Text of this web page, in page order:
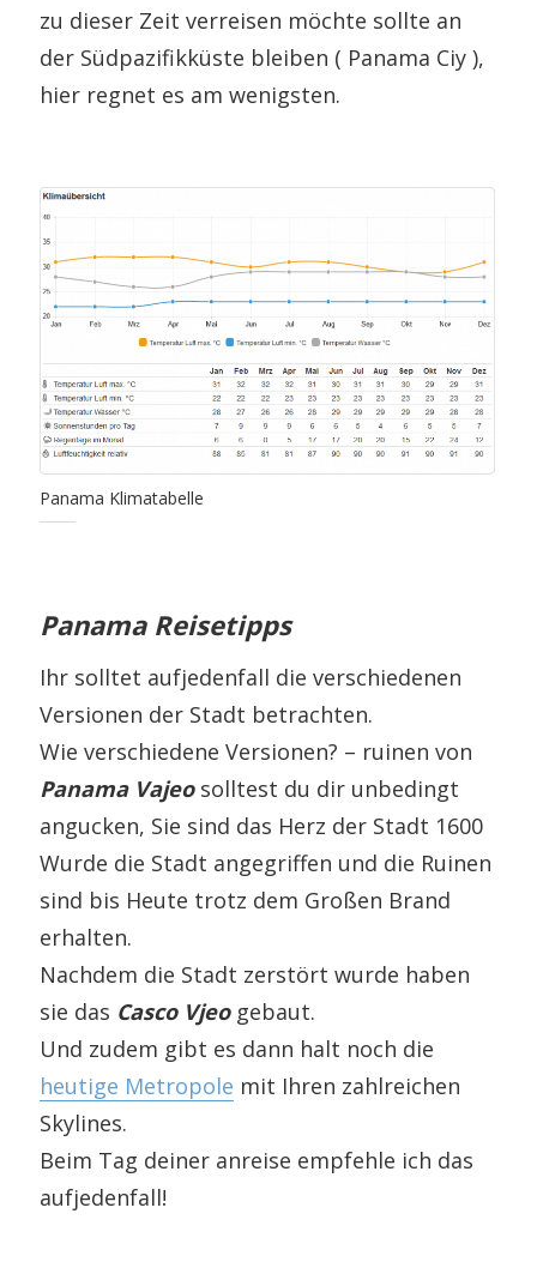
zu dieser Zeit verreisen möchte sollte an
der Südpazifikküste bleiben ( Panama Ciy ),
hier regnet es am wenigsten.
Panama Klimatabelle
Panama Reisetipps
Ihr solltet aufjedenfall die verschiedenen
Versionen der Stadt betrachten.
Wie verschiedene Versionen? – ruinen von
Panama Vajeosolltest du dir unbedingt
angucken, Sie sind das Herz der Stadt 1600
Wurde die Stadt angegriffen und die Ruinen
sind bis Heute trotz dem Großen Brand
erhalten.
Nachdem die Stadt zerstört wurde haben
sie das Casco Vjeogebaut.
Und zudem gibt es dann halt noch die
heutige Metropole mit Ihren zahlreichen
Skylines.
Beim Tag deiner anreise empfehle ich das
aufjedenfall!